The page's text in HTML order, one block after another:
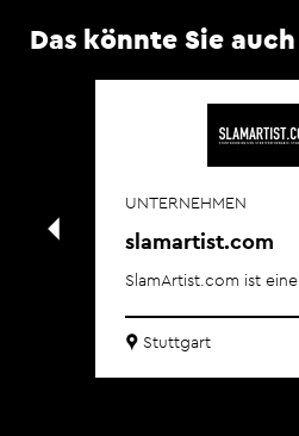
Das könnte Sie
UNTERNEHMEN
slamartist.com
SlamArtist.com ist
Stuttgart